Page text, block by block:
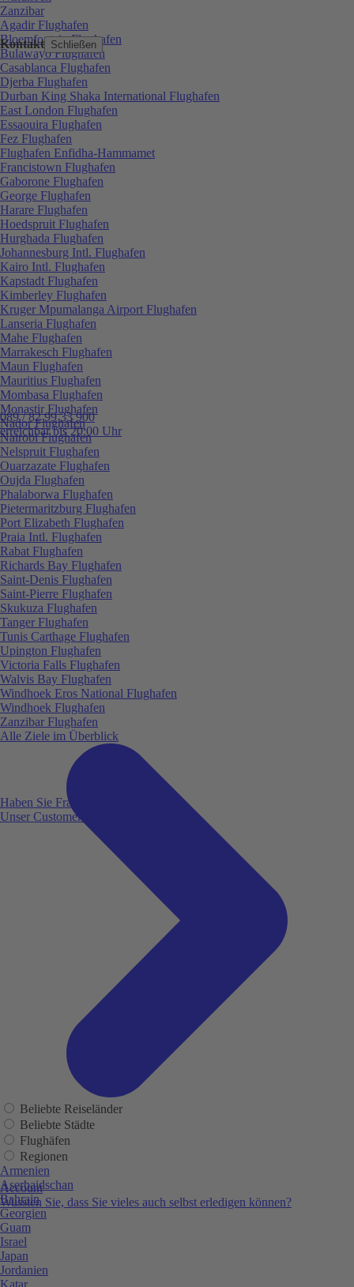
Kontakt Schließen
089 / 82 99 33 900
erreichbar bis 20:00 Uhr
Haben Sie Fragen?
Unser Customer Service ist für Sie da!
Account
Wussten Sie, dass Sie vieles auch selbst erledigen können?
Zanzibar
Agadir Flughafen
Bloemfontein Flughafen
Bulawayo Flughafen
Casablanca Flughafen
Djerba Flughafen
Durban King Shaka International Flughafen
East London Flughafen
Essaouira Flughafen
Fez Flughafen
Flughafen Enfidha-Hammamet
Francistown Flughafen
Gaborone Flughafen
George Flughafen
Harare Flughafen
Hoedspruit Flughafen
Hurghada Flughafen
Johannesburg Intl. Flughafen
Kairo Intl. Flughafen
Kapstadt Flughafen
Kimberley Flughafen
Kruger Mpumalanga Airport Flughafen
Lanseria Flughafen
Mahe Flughafen
Marrakesch Flughafen
Maun Flughafen
Mauritius Flughafen
Mombasa Flughafen
Monastir Flughafen
Nador Flughafen
Nairobi Flughafen
Nelspruit Flughafen
Ouarzazate Flughafen
Oujda Flughafen
Phalaborwa Flughafen
Pietermaritzburg Flughafen
Port Elizabeth Flughafen
Praia Intl. Flughafen
Rabat Flughafen
Richards Bay Flughafen
Saint-Denis Flughafen
Saint-Pierre Flughafen
Skukuza Flughafen
Tanger Flughafen
Tunis Carthage Flughafen
Upington Flughafen
Victoria Falls Flughafen
Walvis Bay Flughafen
Windhoek Eros National Flughafen
Windhoek Flughafen
Zanzibar Flughafen
Alle Ziele im Überblick
Beliebte Reiseländer
Beliebte Städte
Flughäfen
Regionen
Armenien
Aserbaidschan
Bahrain
Georgien
Guam
Israel
Japan
Jordanien
Katar